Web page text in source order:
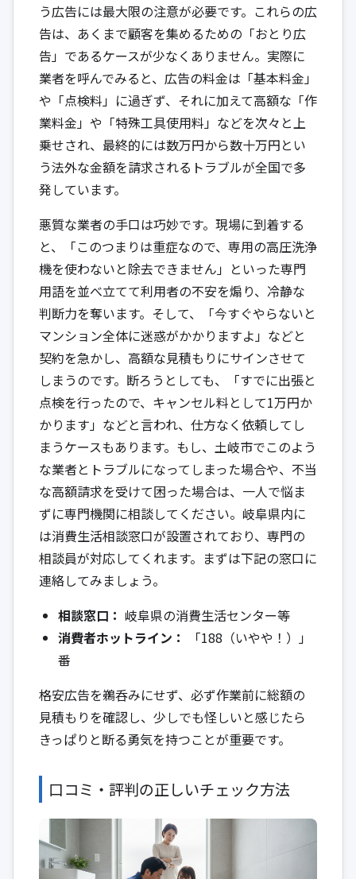
う広告には最大限の注意が必要です。これらの広
告は、あくまで顧客を集めるための「おとり広
告」であるケースが少なくありません。実際に
業者を呼んでみると、広告の料金は「基本料金」
や「点検料」に過ぎず、それに加えて高額な「作
業料金」や「特殊工具使用料」などを次々と上
乗せされ、最終的には数万円から数十万円とい
う法外な金額を請求されるトラブルが全国で多
発しています。
悪質な業者の手口は巧妙です。現場に到着する
と、「このつまりは重症なので、専用の高圧洗浄
機を使わないと除去できません」といった専門
用語を並べ立てて利用者の不安を煽り、冷静な
判断力を奪います。そして、「今すぐやらないと
マンション全体に迷惑がかかりますよ」などと
契約を急かし、高額な見積もりにサインさせて
しまうのです。断ろうとしても、「すでに出張と
点検を行ったので、キャンセル料として1万円か
かります」などと言われ、仕方なく依頼してし
まうケースもあります。もし、土岐市でこのよう
な業者とトラブルになってしまった場合や、不当
な高額請求を受けて困った場合は、一人で悩ま
ずに専門機関に相談してください。岐阜県内に
は消費生活相談窓口が設置されており、専門の
相談員が対応してくれます。まずは下記の窓口に
連絡してみましょう。
相談窓口： 岐阜県の消費生活センター等
消費者ホットライン：
「188（いやや！）」
番
格安広告を鵜呑みにせず、必ず作業前に総額の
見積もりを確認し、少しでも怪しいと感じたら
きっぱりと断る勇気を持つことが重要です。
口コミ・評判の正しいチェック方法